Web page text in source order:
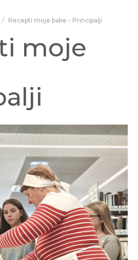
Recepti moje bake - Principalji
moje